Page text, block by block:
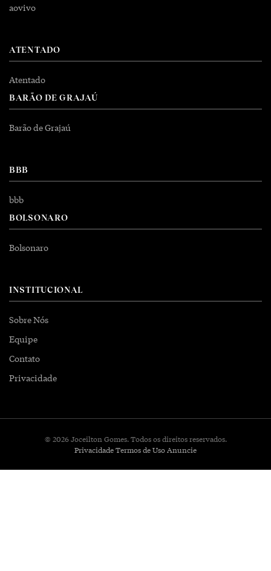
aovivo
ATENTADO
Atentado
BARÃO DE GRAJAÚ
Barão de Grajaú
BBB
bbb
BOLSONARO
Bolsonaro
INSTITUCIONAL
Sobre Nós
Equipe
Contato
Privacidade
© 2026 Joceilton Gomes. Todos os direitos reservados.
PrivacidadeTermos de UsoAnuncie